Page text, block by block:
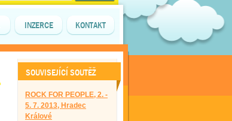
INZERCE KONTAKT
SOUVISEJÍCÍ SOUTĚŽ
ROCK FOR PEOPLE, 2. -
5. 7. 2013, Hradec
Králové